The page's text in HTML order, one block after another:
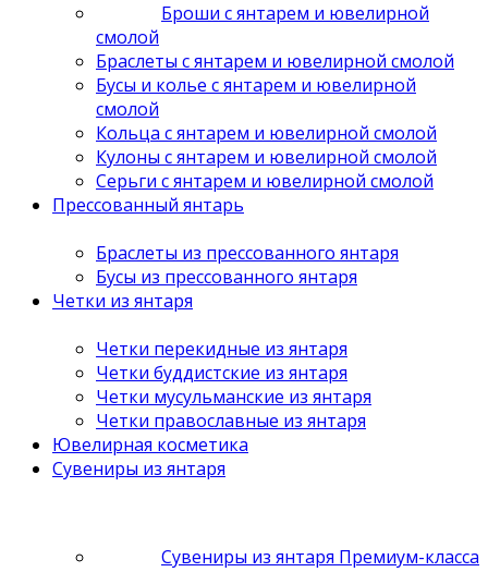
Броши с янтарем и ювелирной
смолой
Браслеты с янтарем и ювелирной смолой
Бусы и колье с янтарем и ювелирной
смолой
Кольца с янтарем и ювелирной смолой
Кулоны с янтарем и ювелирной смолой
Серьги с янтарем и ювелирной смолой
Прессованный янтарь
Браслеты из прессованного янтаря
Бусы из прессованного янтаря
Четки из янтаря
Четки перекидные из янтаря
Четки буддистские из янтаря
Четки мусульманские из янтаря
Четки православные из янтаря
Ювелирная косметика
Сувениры из янтаря
Сувениры из янтаря Премиум-класса